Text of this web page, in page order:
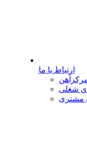
ارتباط با ما
شغلی
مشتری